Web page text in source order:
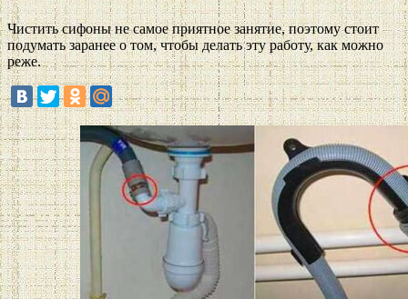
Чистить сифоны не самое приятное занятие, поэтому стоит
подумать заранее о том, чтобы делать эту работу, как можно
реже.